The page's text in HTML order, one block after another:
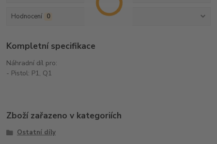
Hodnocení 0
Kompletní specifikace
Náhradní díl pro:
- Pistol: P1, Q1
Zboží zařazeno v kategoriích
Ostatní díly